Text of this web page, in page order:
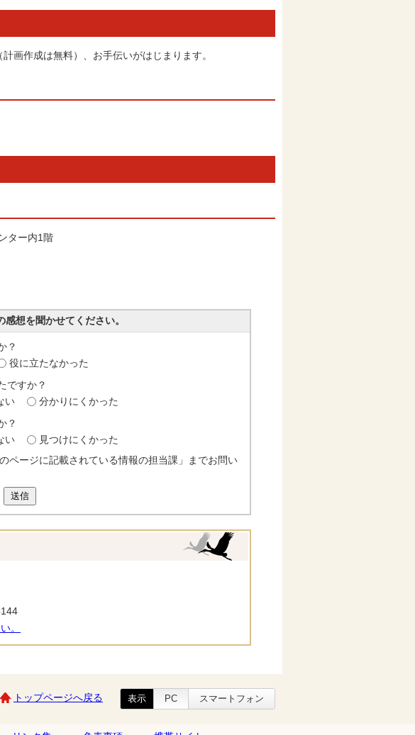
画作成は無料）、お手伝いがはじまります。
ター内1階
想を聞かせてください。
？
役に立たなかった
ですか？
い 分かりにくかった
？
い
見つけにくかった
ページに記載されている情報の担当課」までお問い
送信
。
トップページへ戻る 表示 PC スマートフォン